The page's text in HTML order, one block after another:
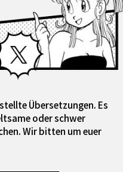
X
Übersetzungen. Es
oder schwer
Wir bitten um euer